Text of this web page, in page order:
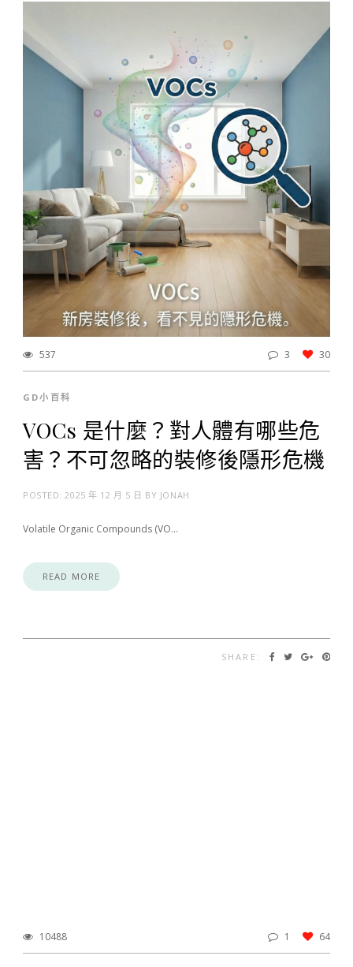
537 3 30
GD小百科
VOCs 是什麼？對人體有哪些危
害？不可忽略的裝修後隱形危機
POSTED:2025 年 12 月 5 日 BY JONAH
Volatile Organic Compounds (VO…
READ MORE
SHARE:
10488 1 64